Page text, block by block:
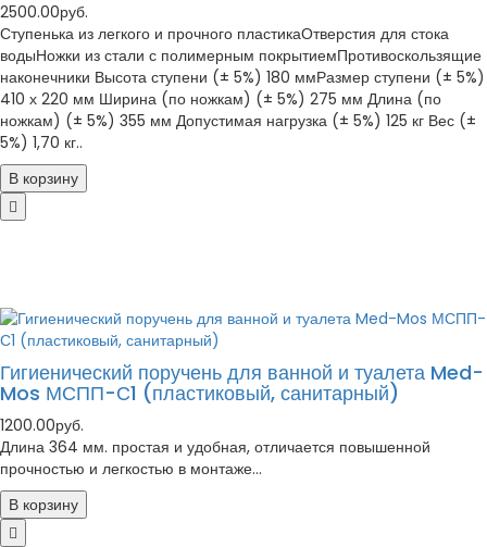
2500.00руб.
Ступенька из легкого и прочного пластикаОтверстия для стока
водыНожки из стали с полимерным покрытиемПротивоскользящие
наконечники Высота ступени (± 5%) 180 ммРазмер ступени (± 5%)
410 х 220 мм Ширина (по ножкам) (± 5%) 275 мм Длина (по
ножкам) (± 5%) 355 мм Допустимая нагрузка (± 5%) 125 кг Вес (±
5%) 1,70 кг..
В корзину
Гигиенический поручень для ванной и туалета Med-
Mos МСПП-С1 (пластиковый, санитарный)
1200.00руб.
Длина 364 мм. простая и удобная, отличается повышенной
прочностью и легкостью в монтаже...
В корзину